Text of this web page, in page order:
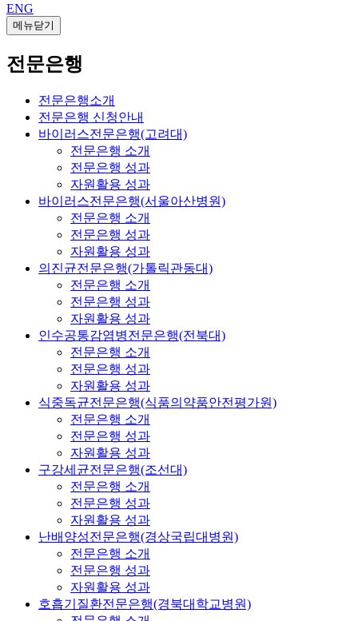
ENG
메뉴닫기
전문은행
전문은행소개
전문은행 신청안내
바이러스전문은행(고려대)
전문은행 소개
전문은행 성과
자원활용 성과
바이러스전문은행(서울아산병원)
전문은행 소개
전문은행 성과
자원활용 성과
의진균전문은행(가톨릭관동대)
전문은행 소개
전문은행 성과
자원활용 성과
인수공통감염병전문은행(전북대)
전문은행 소개
전문은행 성과
자원활용 성과
식중독균전문은행(식품의약품안전평가원)
전문은행 소개
전문은행 성과
자원활용 성과
구강세균전문은행(조선대)
전문은행 소개
전문은행 성과
자원활용 성과
난배양성전문은행(경상국립대병원)
전문은행 소개
전문은행 성과
자원활용 성과
호흡기질환전문은행(경북대학교병원)